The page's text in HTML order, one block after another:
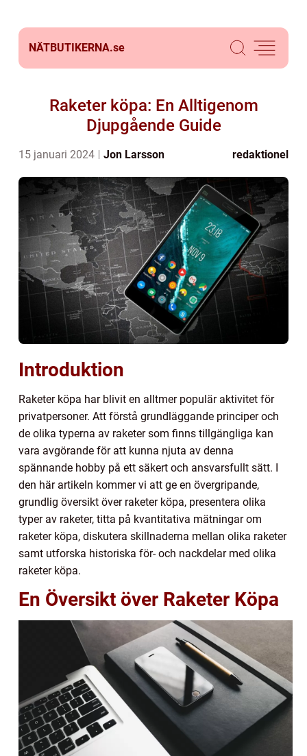
NÄTBUTIKERNA.se
Raketer köpa: En Alltigenom
Djupgående Guide
15 januari 2024 Jon Larsson redaktionel
Introduktion
Raketer köpa har blivit en alltmer populär aktivitet för
privatpersoner. Att förstå grundläggande principer och
de olika typerna av raketer som finns tillgängliga kan
vara avgörande för att kunna njuta av denna
spännande hobby på ett säkert och ansvarsfullt sätt. I
den här artikeln kommer vi att ge en övergripande,
grundlig översikt över raketer köpa, presentera olika
typer av raketer, titta på kvantitativa mätningar om
raketer köpa, diskutera skillnaderna mellan olika raketer
samt utforska historiska för- och nackdelar med olika
raketer köpa.
En Översikt över Raketer Köpa